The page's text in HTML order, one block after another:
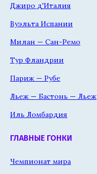
Джиро д'Италия
Вуэльта Испании
Милан — Сан-Ремо
Тур Фландрии
Париж — Рубе
Льеж — Бастонь — Льеж
Иль Ломбардия
ГЛАВНЫЕ ГОНКИ
Чемпионат мира